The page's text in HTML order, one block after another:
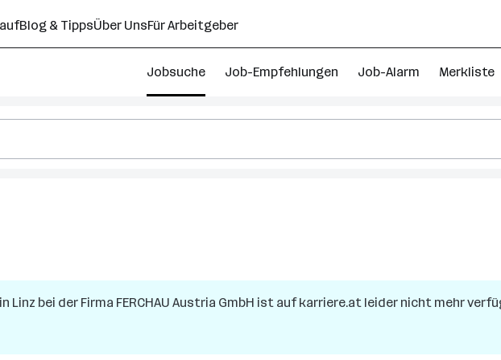
Blog & TippsÜber UnsFür Arbeitgeber
Jobsuche Job-Empfehlungen Job-Alarm Merkliste
in Linz bei der Firma FERCHAU Austria GmbH ist auf karriere.at leider nicht mehr